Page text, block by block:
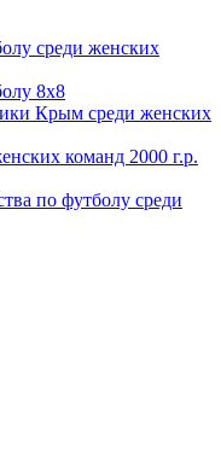
среди женских
8х8
Крым среди женских
команд 2000 г.р.
по футболу среди